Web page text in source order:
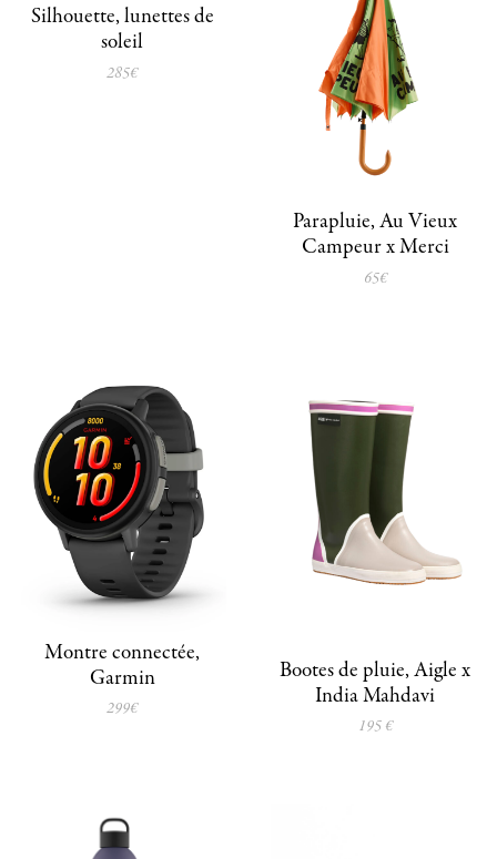
Silhouette, lunettes de
soleil
285€
Parapluie, Au Vieux
Campeur x Merci
65€
Montre connectée,
Garmin
299€
Bootes de pluie, Aigle x
India Mahdavi
195 €